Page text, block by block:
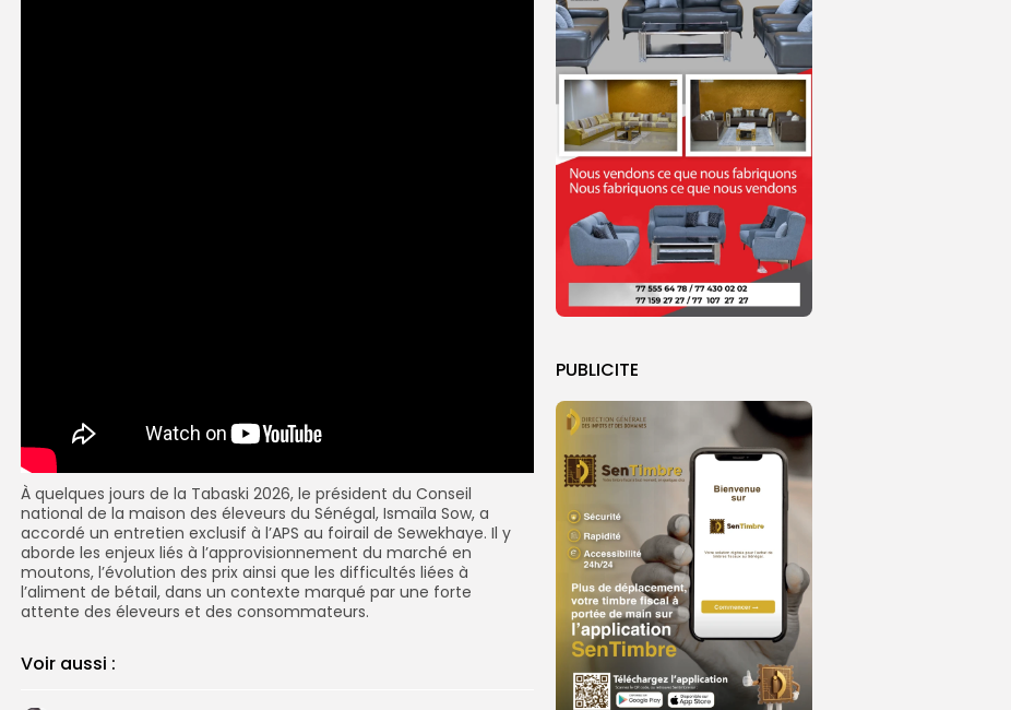
PUBLICITE
À quelques jours de la Tabaski 2026, le président du Conseil
national de la maison des éleveurs du Sénégal, Ismaïla Sow, a
accordé un entretien exclusif à l’APS au foirail de Sewekhaye. Il y
aborde les enjeux liés à l’approvisionnement du marché en
moutons, l’évolution des prix ainsi que les difficultés liées à
l’aliment de bétail, dans un contexte marqué par une forte
attente des éleveurs et des consommateurs.
Voir aussi :